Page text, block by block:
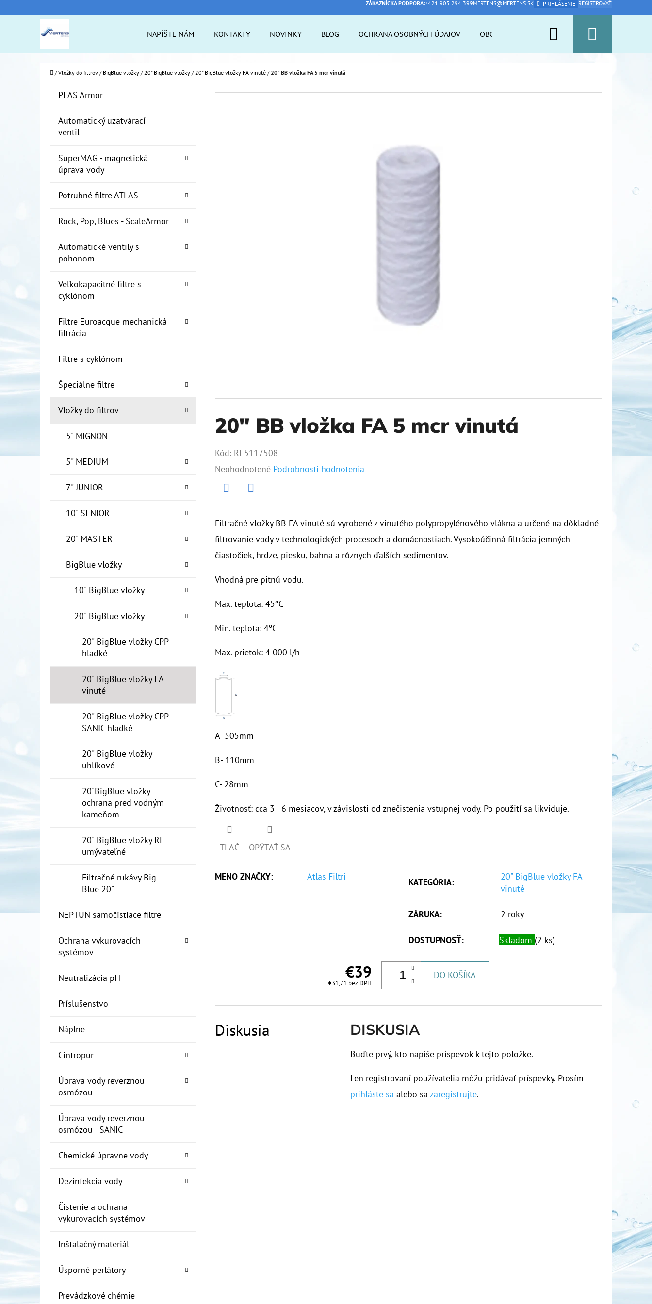
ZÁKAZNÍCKA PODPORA:+421 905 294 399MERTENS@MERTENS.SK PRIHLÁSENIE REGISTROVAŤ
NAPÍŠTE NÁM KONTAKTY NOVINKY BLOG OCHRANA OSOBNÝCH ÚDAJOV OBCHODNÉ PODMIENKY Hľadať
Domov
/ Vložky do filtrov / BigBlue vložky / 20" BigBlue vložky / 20" BigBlue vložky FA vinuté / 20" BB vložka FA 5 mcr vinutá
Preskočiť
PFAS Armor
Automatický uzatvárací
ventil
SuperMAG - magnetická
úprava vody
Potrubné filtre ATLAS
Rock, Pop, Blues - ScaleArmor
Automatické ventily s
pohonom
Veľkokapacitné filtre s
cyklónom
Filtre Euroacque mechanická
filtrácia
Filtre s cyklónom
Špeciálne filtre
Vložky do filtrov
5" MIGNON
5" MEDIUM
7" JUNIOR
10" SENIOR
20" MASTER
BigBlue vložky
10" BigBlue vložky
20" BigBlue vložky
20" BigBlue vložky CPP
hladké
20" BigBlue vložky FA
vinuté
20" BigBlue vložky CPP
SANIC hladké
20" BigBlue vložky
uhlíkové
20"BigBlue vložky
ochrana pred vodným
kameňom
20" BigBlue vložky RL
umývateľné
Filtračné rukávy Big
Blue 20"
NEPTUN samočistiace filtre
Ochrana vykurovacích
systémov
Neutralizácia pH
Príslušenstvo
Náplne
Cintropur
Úprava vody reverznou
osmózou
Úprava vody reverznou
osmózou - SANIC
Chemické úpravne vody
Dezinfekcia vody
Čistenie a ochrana
vykurovacích systémov
Inštalačný materiál
Úsporné perlátory
Prevádzkové chémie
20" BB vložka FA 5 mcr vinutá
Kód: RE5117508
Priemerné
hodnotenie
hviezdičiek.
Neohodnotené Podrobnosti hodnotenia
Filtračné vložky BB FA vinuté sú vyrobené z vinutého polypropylénového vlákna a určené na dôkladné
filtrovanie vody v technologických procesoch a domácnostiach. Vysokoúčinná filtrácia jemných
čiastočiek, hrdze, piesku, bahna a rôznych ďalších sedimentov.
Vhodná pre pitnú vodu.
Max. teplota: 45ºC
Min. teplota: 4ºC
Max. prietok: 4 000 l/h
A- 505mm
B- 110mm
C- 28mm
Životnosť: cca 3 - 6 mesiacov, v závislosti od znečistenia vstupnej vody. Po použití sa likviduje.
TLAČ OPÝTAŤ SA
MENO ZNAČKY: Atlas Filtri
KATEGÓRIA:
20" BigBlue vložky FA
vinuté
ZÁRUKA: 2 roky
DOSTUPNOSŤ: Skladom (2 ks)
€39
€31,71 bez DPH
DO KOŠÍKA
Diskusia DISKUSIA
Buďte prvý, kto napíše príspevok k tejto položke.
Len registrovaní používatelia môžu pridávať príspevky. Prosím
prihláste sa alebo sazaregistrujte.
Í
do
obchodu
do
obchodu
10" FILTER SENIOR 1"
€19
10" FILTER SENIOR DUO 1"